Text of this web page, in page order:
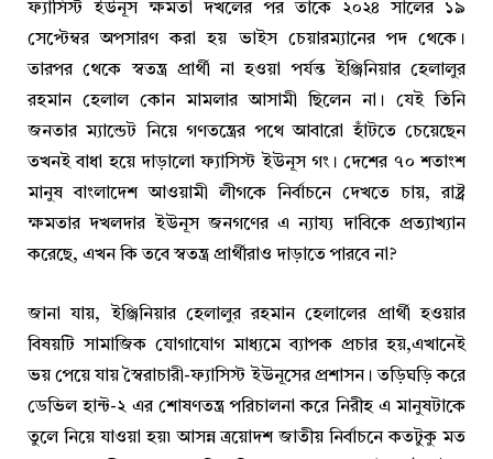
ফ্যাসিস্ট ইউনূস ক্ষমতা দখলের পর তাকে ২০২৪ সালের ১৯
সেপ্টেম্বর অপসারণ করা হয় ভাইস চেয়ারম্যানের পদ থেকে।
তারপর থেকে স্বতন্ত্র প্রার্থী না হওয়া পর্যন্ত ইঞ্জিনিয়ার হেলালুর
রহমান হেলাল কোন মামলার আসামী ছিলেন না। যেই তিনি
জনতার ম্যান্ডেট নিয়ে গণতন্ত্রের পথে আবারো হাঁটতে চেয়েছেন
তখনই বাধা হয়ে দাড়ালো ফ্যাসিস্ট ইউনূস গং। দেশের ৭০ শতাংশ
মানুষ বাংলাদেশ আওয়ামী লীগকে নির্বাচনে দেখতে চায়, রাষ্ট্র
ক্ষমতার দখলদার ইউনূস জনগণের এ ন্যায্য দাবিকে প্রত্যাখ্যান
করেছে, এখন কি তবে স্বতন্ত্র প্রার্থীরাও দাড়াতে পারবে না?
জানা যায়, ইঞ্জিনিয়ার হেলালুর রহমান হেলালের প্রার্থী হওয়ার
বিষয়টি সামাজিক যোগাযোগ মাধ্যমে ব্যাপক প্রচার হয়,এখানেই
ভয় পেয়ে যায় স্বৈরাচারী-ফ্যাসিস্ট ইউনূসের প্রশাসন। তড়িঘড়ি করে
ডেভিল হান্ট-২ এর শোষণতন্ত্র পরিচালনা করে নিরীহ এ মানুষটাকে
তুলে নিয়ে যাওয়া হয়৷ আসন্ন ত্রয়োদশ জাতীয় নির্বাচনে কতটুকু মত